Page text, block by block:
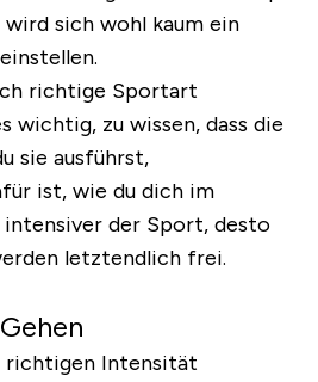
sich wohl kaum ein
richtige Sportart
wichtig, zu wissen, dass die
sie ausführst,
ist, wie du dich im
intensiver der Sport, desto
letztendlich frei.
richtigen Intensität